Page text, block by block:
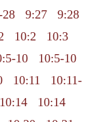
28 9:27
9:28
10:2
10:3
10
10:5-10
10:11
10:11-
10:14
10:14